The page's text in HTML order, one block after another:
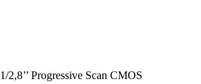
1/2,8’’ Progressive Scan CMOS